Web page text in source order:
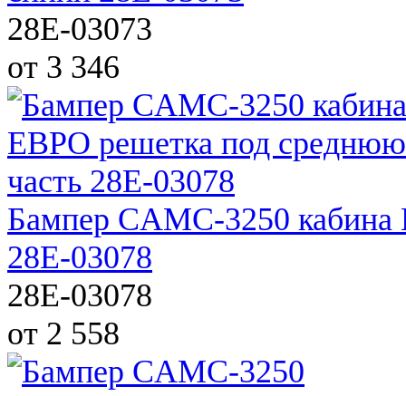
28E-03073
от 3 346
Бампер CAMC-3250
28E-03078
28E-03078
от 2 558